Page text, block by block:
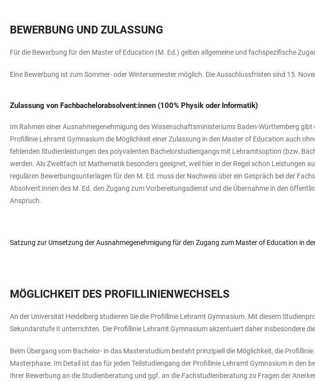
BEWERBUNG UND ZULASSUNG
Für die Bewerbung für den Master of Education (M. Ed.) gelten allgemeine und fachspezifische
Eine Bewerbung ist zum Sommer- oder Wintersemester möglich. Die Ausschlussfristen sind 15.
Zulassung von Fachbachelorabsolvent:innen (100% Physik oder Informatik)
Im Rahmen einer Ausnahmegenehmigung des Wissenschaftsministeriums Baden-Württemberg
Profillinie Lehramt Gymnasium die Möglichkeit einer Zulassung in den Master of Education auch
fehlenden Studienleistungen des polyvalenten Bachelorstudiengangs mit Lehramtsoption (bzw.
werden. Als Zweitfach ist Mathematik besonders geeignet, weil hier in der Regel schon
regulären Bewerbungsunterlagen für den M. Ed. muss der Nachweis über ein Gespräch bei der
Absolvent:innen des M. Ed. den Zugang zum Vorbereitungsdienst und die Übernahme in den
Anspruch.
Satzung zur Umsetzung der Ausnahmegenehmigung für den Zugang zum Master of Education in
MÖGLICHKEIT DES PROFILLINIENWECHSELS
An der Universität Heidelberg studieren Sie die Profillinie Lehramt Gymnasium. Mit diesem
Sekundarstufe II unterrichten. Die Profillinie Lehramt Gymnasium akzentuiert daher insbesondere
Beim Übergang vom Bachelor- in das Masterstudium besteht prinzipiell die Möglichkeit, die
Masterphase. Im Detail ist das für jeden Teilstudiengang der Profillinie Lehramt Gymnasium in den
Ihrer Bewerbung an die Studienberatung und ggf. an die Fachstudienberatung zu Fragen der